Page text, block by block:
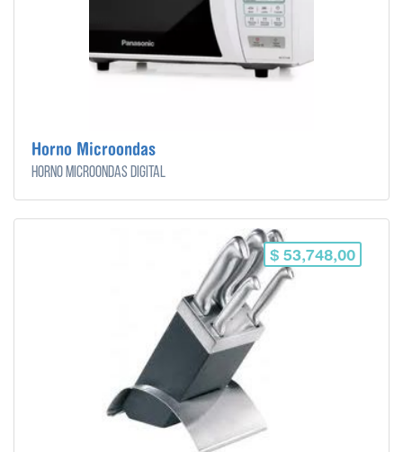
Horno Microondas
Horno microondas digital
$ 53,748,00